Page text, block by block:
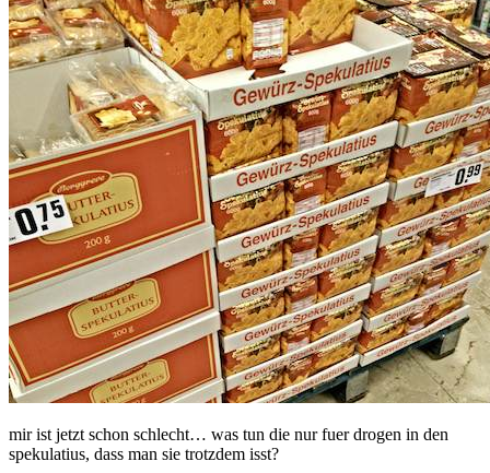
mir ist jetzt schon schlecht… was tun die nur fuer drogen in den
spekulatius, dass man sie trotzdem isst?